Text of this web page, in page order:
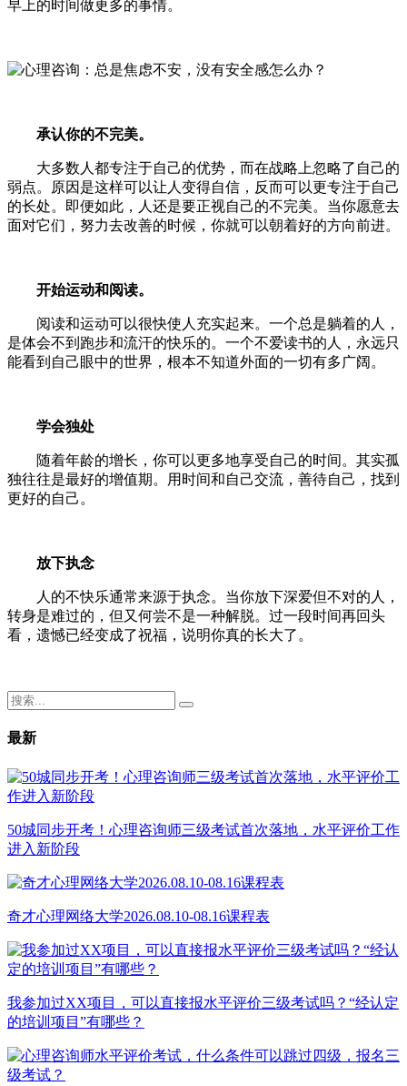
早上的时间做更多的事情。
承认你的不完美。
大多数人都专注于自己的优势，而在战略上忽略了自己的
弱点。原因是这样可以让人变得自信，反而可以更专注于自己
的长处。即便如此，人还是要正视自己的不完美。当你愿意去
面对它们，努力去改善的时候，你就可以朝着好的方向前进。
开始运动和阅读。
阅读和运动可以很快使人充实起来。一个总是躺着的人，
是体会不到跑步和流汗的快乐的。一个不爱读书的人，永远只
能看到自己眼中的世界，根本不知道外面的一切有多广阔。
学会独处
随着年龄的增长，你可以更多地享受自己的时间。其实孤
独往往是最好的增值期。用时间和自己交流，善待自己，找到
更好的自己。
放下执念
人的不快乐通常来源于执念。当你放下深爱但不对的人，
转身是难过的，但又何尝不是一种解脱。过一段时间再回头
看，遗憾已经变成了祝福，说明你真的长大了。
最新
50城同步开考！心理咨询师三级考试首次落地，水平评价工作
进入新阶段
奇才心理网络大学2026.08.10-08.16课程表
我参加过XX项目，可以直接报水平评价三级考试吗？“经认定
的培训项目”有哪些？